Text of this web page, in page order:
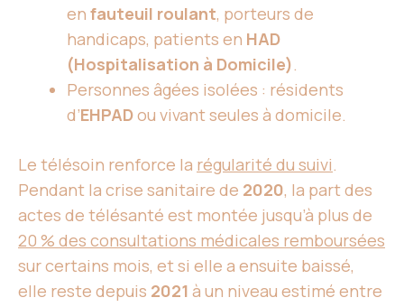
en fauteuil roulant, porteurs de
handicaps, patients en HAD
(Hospitalisation à Domicile).
Personnes âgées isolées : résidents
d’EHPADou vivant seules à domicile.
Le télésoin renforce la régularité du suivi.
Pendant la crise sanitaire de 2020, la part des
actes de télésanté est montée jusqu’à plus de
20 % des consultations médicales remboursées
sur certains mois, et si elle a ensuite baissé,
elle reste depuis 2021 à un niveau estimé entre